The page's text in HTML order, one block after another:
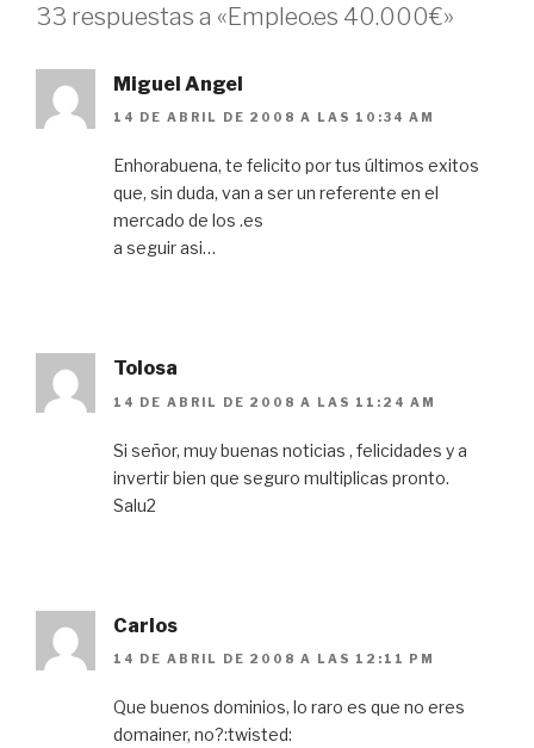
33 respuestas a «Empleo.es 40.000€»
Miguel Angel
14 DE ABRIL DE 2008 A LAS 10:34 AM
Enhorabuena, te felicito por tus últimos exitos
que, sin duda, van a ser un referente en el
mercado de los .es
a seguir asi…
Tolosa
14 DE ABRIL DE 2008 A LAS 11:24 AM
Si señor, muy buenas noticias , felicidades y a
invertir bien que seguro multiplicas pronto.
Salu2
Carlos
14 DE ABRIL DE 2008 A LAS 12:11 PM
Que buenos dominios, lo raro es que no eres
domainer, no?:twisted: